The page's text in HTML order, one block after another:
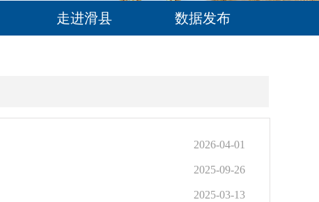
走进滑县 数据发布
2026-04-01
2025-09-26
2025-03-13